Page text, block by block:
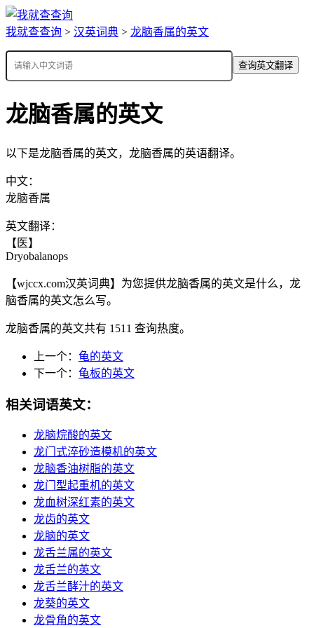
我就查查询 > 汉英词典 > 龙脑香属的英文
查询英文翻译
龙脑香属的英文
以下是龙脑香属的英文，龙脑香属的英语翻译。
中文：
龙脑香属
英文翻译：
【医】
Dryobalanops
【wjccx.com汉英词典】为您提供龙脑香属的英文是什么，龙
脑香属的英文怎么写。
龙脑香属的英文共有 1511 查询热度。
上一个： 龟的英文
下一个： 龟板的英文
相关词语英文：
龙脑烷酸的英文
龙门式淬砂造模机的英文
龙脑香油树脂的英文
龙门型起重机的英文
龙血树深红素的英文
龙齿的英文
龙脑的英文
龙舌兰属的英文
龙舌兰的英文
龙舌兰酵汁的英文
龙葵的英文
龙骨角的英文